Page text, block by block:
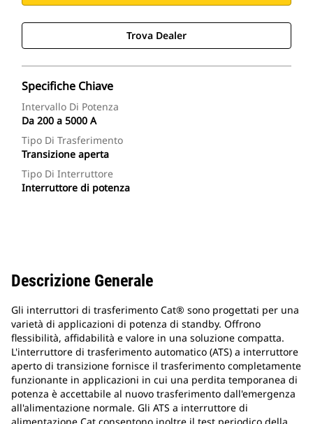
Trova Dealer
Specifiche Chiave
Intervallo Di Potenza
Da 200 a 5000 A
Tipo Di Trasferimento
Transizione aperta
Tipo Di Interruttore
Interruttore di potenza
Descrizione Generale
Gli interruttori di trasferimento Cat® sono progettati per una
varietà di applicazioni di potenza di standby. Offrono
flessibilità, affidabilità e valore in una soluzione compatta.
L'interruttore di trasferimento automatico (ATS) a interruttore
aperto di transizione fornisce il trasferimento completamente
funzionante in applicazioni in cui una perdita temporanea di
potenza è accettabile al nuovo trasferimento dall'emergenza
all'alimentazione normale. Gli ATS a interruttore di